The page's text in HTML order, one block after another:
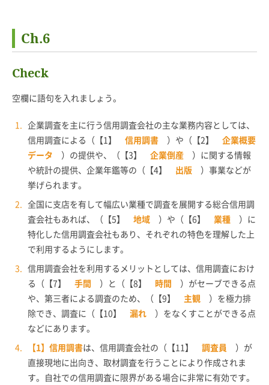
Ch.6
Check
空欄に語句を入れましょう。
企業調査を主に行う信用調査会社の主な業務内容としては、
信用調査による（【1】
信用調書 ）や（【2】
企業概要
データ ）の提供や、（【3】 企業倒産 ）に関する情報
や統計の提供、企業年鑑等の（【4】
出版 ）事業などが
挙げられます。
全国に支店を有して幅広い業種で調査を展開する総合信用調
査会社もあれば、（【5】
地域 ）や（【6】 業種 ）に
特化した信用調査会社もあり、それぞれの特色を理解した上
で利用するようにします。
信用調査会社を利用するメリットとしては、信用調査におけ
る（【7】
手間 ）と（【8】 時間 ）がセーブできる点
や、第三者による調査のため、（【9】
主観 ）を極力排
除でき、調査に（【10】
漏れ ）をなくすことができる点
などにあります。
【1】信用調書は、信用調査会社の（【11】 調査員 ）が
直接現地に出向き、取材調査を行うことにより作成されま
す。自社での信用調査に限界がある場合に非常に有効です。